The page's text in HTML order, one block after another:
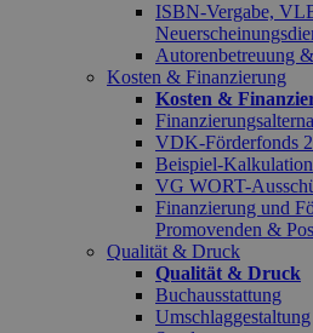
ISBN-Vergabe,
Autorenbetreuung
Kosten & Finanzierung
Kosten &
VDK-Förderfonds
Beispiel-
VG WORT-
Finanzierung und
Promovenden &
Qualität & Druck
Qualität & Druck
Buchausstattung
Umschlaggestaltung